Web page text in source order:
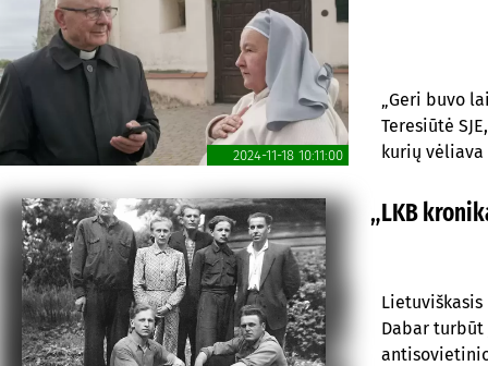
„Geri buvo
Teresiūtė
kurių
2024-11-18 10:11:00
„LKB
Dabar